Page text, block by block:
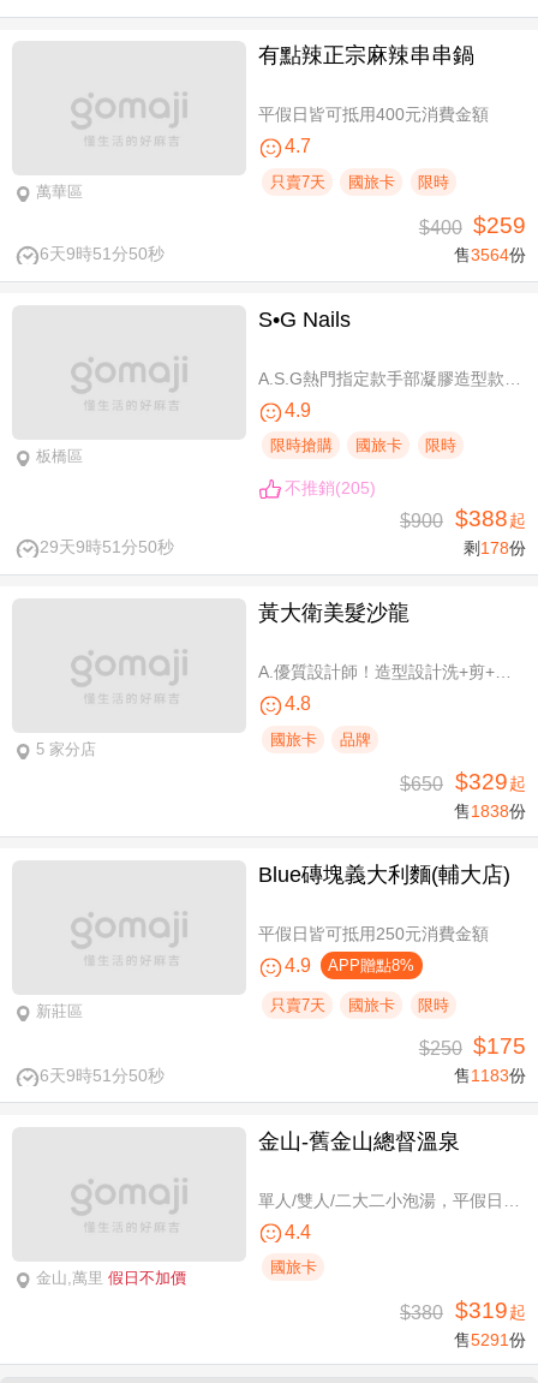
萬華區
有點辣正宗麻辣串串鍋
平假日皆可抵用400元消費金額
4.7
只賣7天 國旅卡 限時
6天9時51分49秒
$400 $259
售3564份
板橋區
S•G Nails
4.9
限時搶購 國旅卡 限時
不推銷(205)
29天9時51分49秒
$900 $388起
剩 178份
5 家分店
黃大衛美髮沙龍
4.8
國旅卡 品牌
$650 $329起
售1838份
新莊區
Blue磚塊義大利麵(輔大店)
平假日皆可抵用250元消費金額
4.9 APP贈點8%
只賣7天 國旅卡 限時
6天9時51分49秒
$250 $175
售1183份
金山,萬里 假日不加價
金山-舊金山總督溫泉
4.4
國旅卡
$380 $319起
售5291份